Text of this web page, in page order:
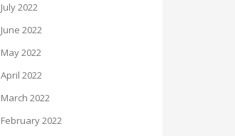
July 2022
June 2022
May 2022
April 2022
March 2022
February 2022